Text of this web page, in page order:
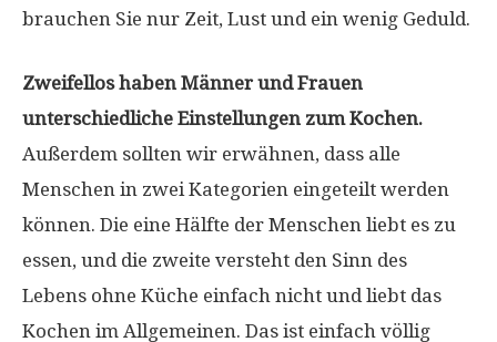
brauchen Sie nur Zeit, Lust und ein wenig Geduld.
Zweifellos haben Männer und Frauen
unterschiedliche Einstellungen zum Kochen.
Außerdem sollten wir erwähnen, dass alle
Menschen in zwei Kategorien eingeteilt werden
können. Die eine Hälfte der Menschen liebt es zu
essen, und die zweite versteht den Sinn des
Lebens ohne Küche einfach nicht und liebt das
Kochen im Allgemeinen. Das ist einfach völlig